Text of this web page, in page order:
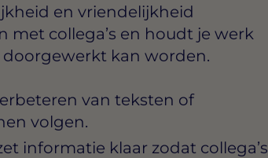
en vriendelijkheid
met collega’s en houdt je werk
kan worden.
van teksten of
volgen.
informatie klaar zodat collega’s